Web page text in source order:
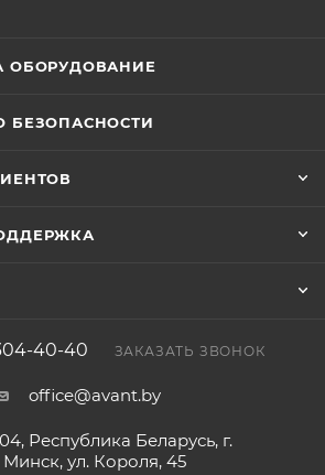
ОБОРУДОВАНИЕ
БЕЗОПАСНОСТИ
40-40 ЗАКАЗАТЬ ЗВОНОК
office@avant.by
Республика Беларусь, г.
Минск, ул. Короля, 45